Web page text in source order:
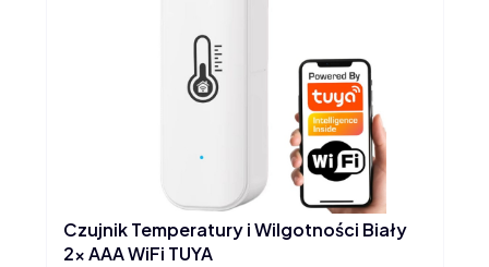
Czujnik Temperatury i Wilgotności Biały
2x AAA WiFi TUYA